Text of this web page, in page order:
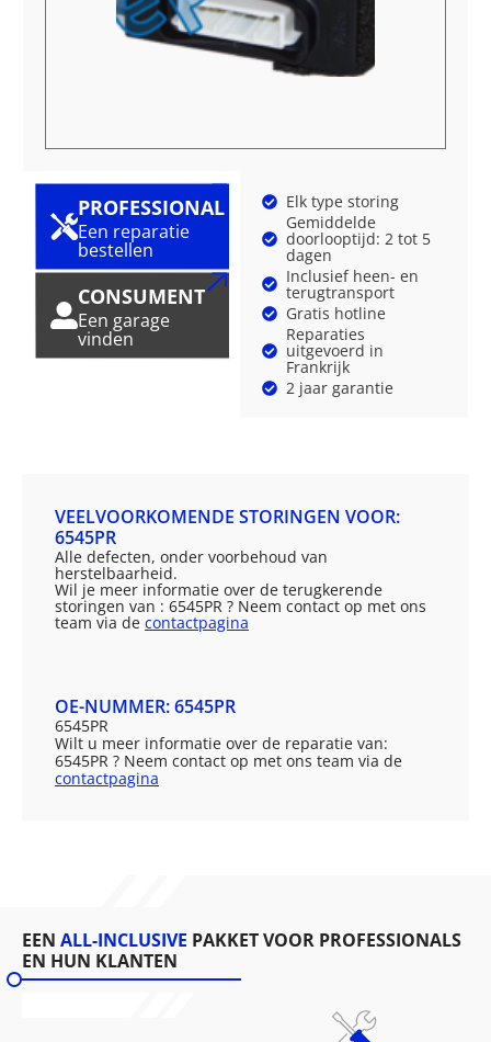
PROFESSIONAL
Een reparatie
bestellen
CONSUMENT
Een garage
vinden
Elk type storing
Gemiddelde
doorlooptijd: 2 tot 5
dagen
Inclusief heen- en
terugtransport
Gratis hotline
Reparaties
uitgevoerd in
Frankrijk
2 jaar garantie
VEELVOORKOMENDE STORINGEN VOOR:
6545PR
Alle defecten, onder voorbehoud van
herstelbaarheid.
Wil je meer informatie over de terugkerende
storingen van : 6545PR ? Neem contact op met ons
team via de contactpagina
OE-NUMMER: 6545PR
6545PR
Wilt u meer informatie over de reparatie van:
6545PR ? Neem contact op met ons team via de
contactpagina
EEN ALL-INCLUSIVE PAKKET VOOR PROFESSIONALS
EN HUN KLANTEN